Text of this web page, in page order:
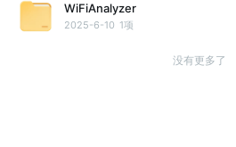
WiFiAnalyzer
2025-6-10 1项
没有更多了